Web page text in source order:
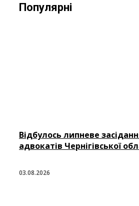
Популярні
Відбулось липневе
адвокатів Чернігівської
03.08.2026